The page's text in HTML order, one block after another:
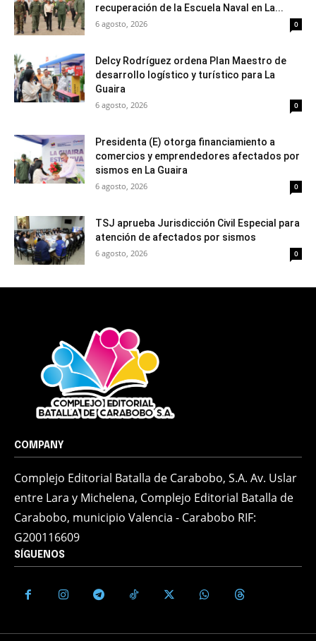
recuperación de la Escuela Naval en La...
6 agosto, 2026 0
Delcy Rodríguez ordena Plan Maestro de
desarrollo logístico y turístico para La
Guaira
6 agosto, 2026 0
Presidenta (E) otorga financiamiento a
comercios y emprendedores afectados por
sismos en La Guaira
6 agosto, 2026 0
TSJ aprueba Jurisdicción Civil Especial para
atención de afectados por sismos
6 agosto, 2026 0
COMPANY
Complejo Editorial Batalla de Carabobo, S.A. Av. Uslar
entre Lara y Michelena, Complejo Editorial Batalla de
Carabobo, municipio Valencia - Carabobo RIF:
G200116609
SÍGUENOS